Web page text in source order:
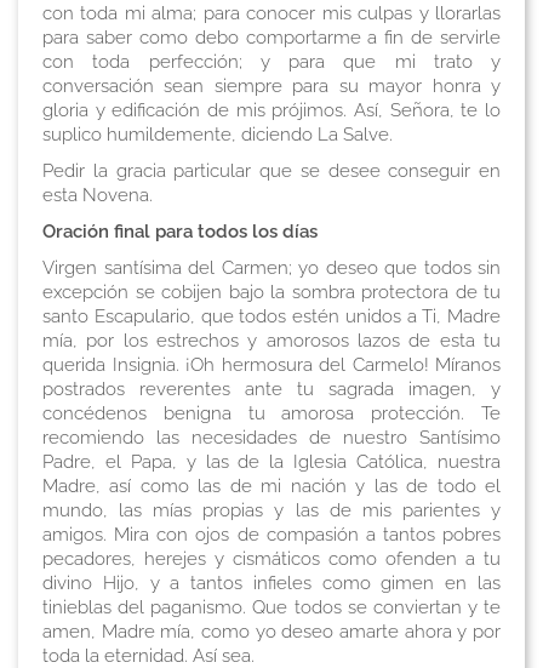
con toda mi alma; para conocer mis culpas y llorarlas
para saber como debo comportarme a fin de servirle
con toda perfección; y para que mi trato y
conversación sean siempre para su mayor honra y
gloria y edificación de mis prójimos. Así, Señora, te lo
suplico humildemente, diciendo La Salve.
Pedir la gracia particular que se desee conseguir en
esta Novena.
Oración final para todos los días
Virgen santísima del Carmen; yo deseo que todos sin
excepción se cobijen bajo la sombra protectora de tu
santo Escapulario, que todos estén unidos a Ti, Madre
mía, por los estrechos y amorosos lazos de esta tu
querida Insignia. ¡Oh hermosura del Carmelo! Míranos
postrados reverentes ante tu sagrada imagen, y
concédenos benigna tu amorosa protección. Te
recomiendo las necesidades de nuestro Santísimo
Padre, el Papa, y las de la Iglesia Católica, nuestra
Madre, así como las de mi nación y las de todo el
mundo, las mías propias y las de mis parientes y
amigos. Mira con ojos de compasión a tantos pobres
pecadores, herejes y cismáticos como ofenden a tu
divino Hijo, y a tantos infieles como gimen en las
tinieblas del paganismo. Que todos se conviertan y te
amen, Madre mía, como yo deseo amarte ahora y por
toda la eternidad. Así sea.